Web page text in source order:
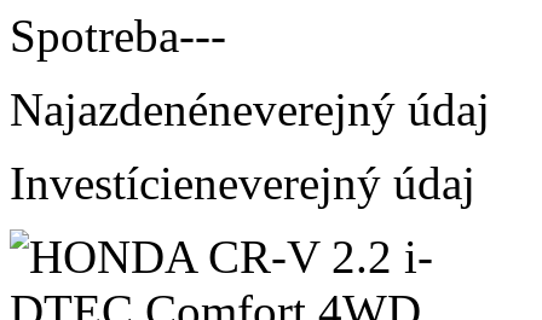
Spotreba---
Najazdenéneverejný údaj
Investícieneverejný údaj